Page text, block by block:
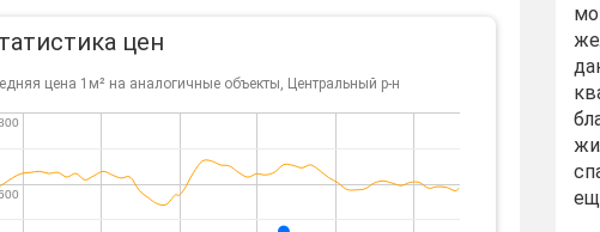
цен
цена 1м² на аналогичные объекты, Центральный р-н